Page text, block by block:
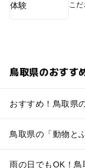
こ
鳥取県のおすす
おすすめ！鳥取県
鳥取県の「動物と
雨の日でもOK！